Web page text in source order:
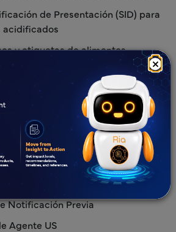
×
de Presentación (SID) para
acidificados
y etiquetas de alimentos
de la FDA (Alimentos y
Fórmula
de información nutricional y
65 (California)
de declaraciones
Notificación Previa
Agente US